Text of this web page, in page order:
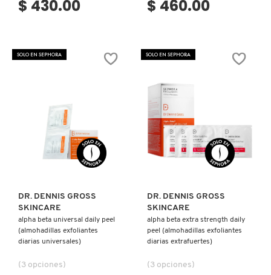
DIOR BACKSTAGE
DR. DENNIS GROSS SKINCARE
DR. JART+
$ 430.00 $ 460.00
SOLO EN SEPHORA
Ver más
DR. DENNIS GROSS
SKINCARE
alpha beta universal daily peel
(almohadillas exfoliantes
diarias universales)
(3 opciones)
SOLO EN SEPHORA
Ver más
DR. DENNIS GROSS
SKINCARE
alpha beta extra strength daily
peel (almohadillas exfoliantes
diarias extrafuertes)
(3 opciones)